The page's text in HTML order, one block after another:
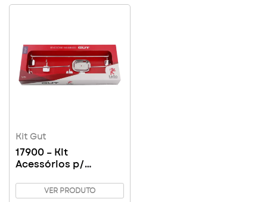
Kit Gut
17900 – Kit
Acessórios p/
VER PRODUTO